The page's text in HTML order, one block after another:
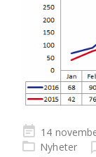
Publicerad
på
14
Nyheter